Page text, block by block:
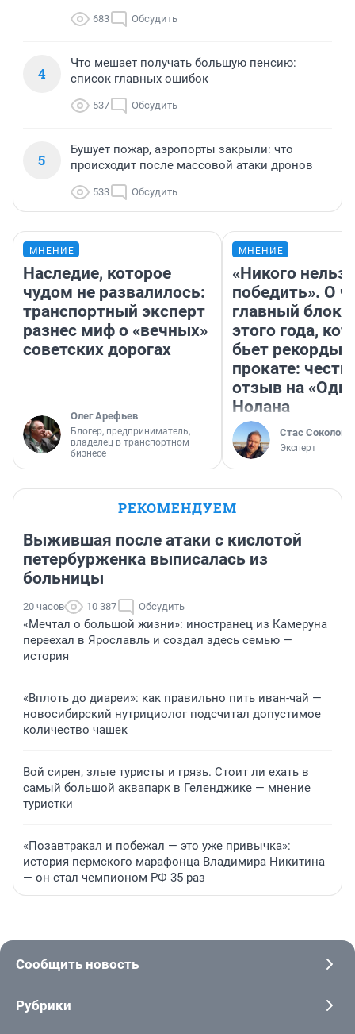
683 Обсудить
4
Что мешает получать большую пенсию:
список главных ошибок
537 Обсудить
5
Бушует пожар, аэропорты закрыли: что
происходит после массовой атаки дронов
533 Обсудить
МНЕНИЕ
Наследие, которое
чудом не развалилось:
транспортный эксперт
разнес миф о «вечных»
советских дорогах
Олег Арефьев
Блогер, предприниматель,
владелец в транспортном
бизнесе
МНЕНИЕ
«Никого нельзя
победить». О
главный
этого года,
бьет рекорды в
прокате:
отзыв на
Нолана
Стас Соколов
Эксперт
РЕКОМЕНДУЕМ
Выжившая после атаки с кислотой
петербурженка выписалась из
больницы
20 часов 10 387 Обсудить
«Мечтал о большой жизни»: иностранец из Камеруна
переехал в Ярославль и создал здесь семью —
история
«Вплоть до диареи»: как правильно пить иван-чай —
новосибирский нутрициолог подсчитал допустимое
количество чашек
Вой сирен, злые туристы и грязь. Стоит ли ехать в
самый большой аквапарк в Геленджике — мнение
туристки
«Позавтракал и побежал — это уже привычка»:
история пермского марафонца Владимира Никитина
— он стал чемпионом РФ 35 раз
Сообщить новость
Рубрики